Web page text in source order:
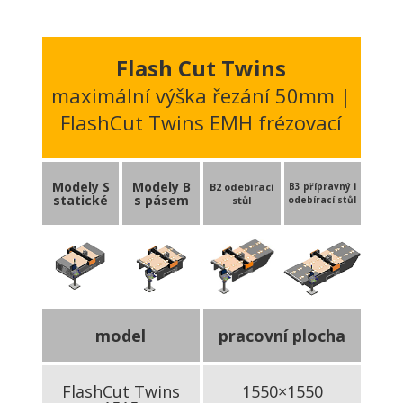
Flash Cut Twins
maximální výška řezání 50mm |
FlashCut Twins EMH frézovací
Modely S
statické
Modely B
s pásem
B2 odebírací
stůl
B3 přípravný i
odebírací stůl
model
FlashCut Twins
pracovní plocha
1550×1550